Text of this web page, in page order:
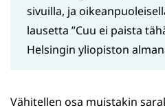
sivuilla, ja
lausetta ”Cuu ei paista
Helsingin yliopiston
Vähitellen osa muistakin